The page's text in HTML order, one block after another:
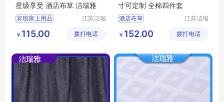
星级享受 酒店布草 洁瑞雅
宾馆床上用品
酒店布草 医院布草
江苏洁瑞
有限公司
￥ 115.00 拨打电话
寸可定制 全棉四件套
酒店布草
客房布草
宾馆布草
江苏洁瑞
有限公司
￥ 152.00 拨打电话